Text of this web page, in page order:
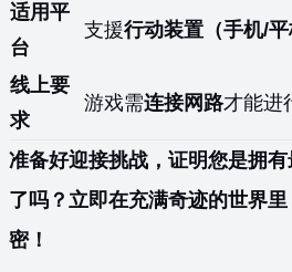
适用平
台
支援行动装置（手机/平
线上要
求
游戏需连接网路才能进
准备好迎接挑战，证明您是拥
了吗？立即在充满奇迹的世界
密！